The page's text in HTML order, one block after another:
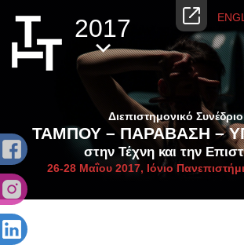
2017
Διεπιστημονικό Συνέδριο
ΤΑΜΠΟΥ – ΠΑΡΑΒΑΣΗ –
στην Τέχνη και την
26-28 Μαΐου 2017, Ιόνιο